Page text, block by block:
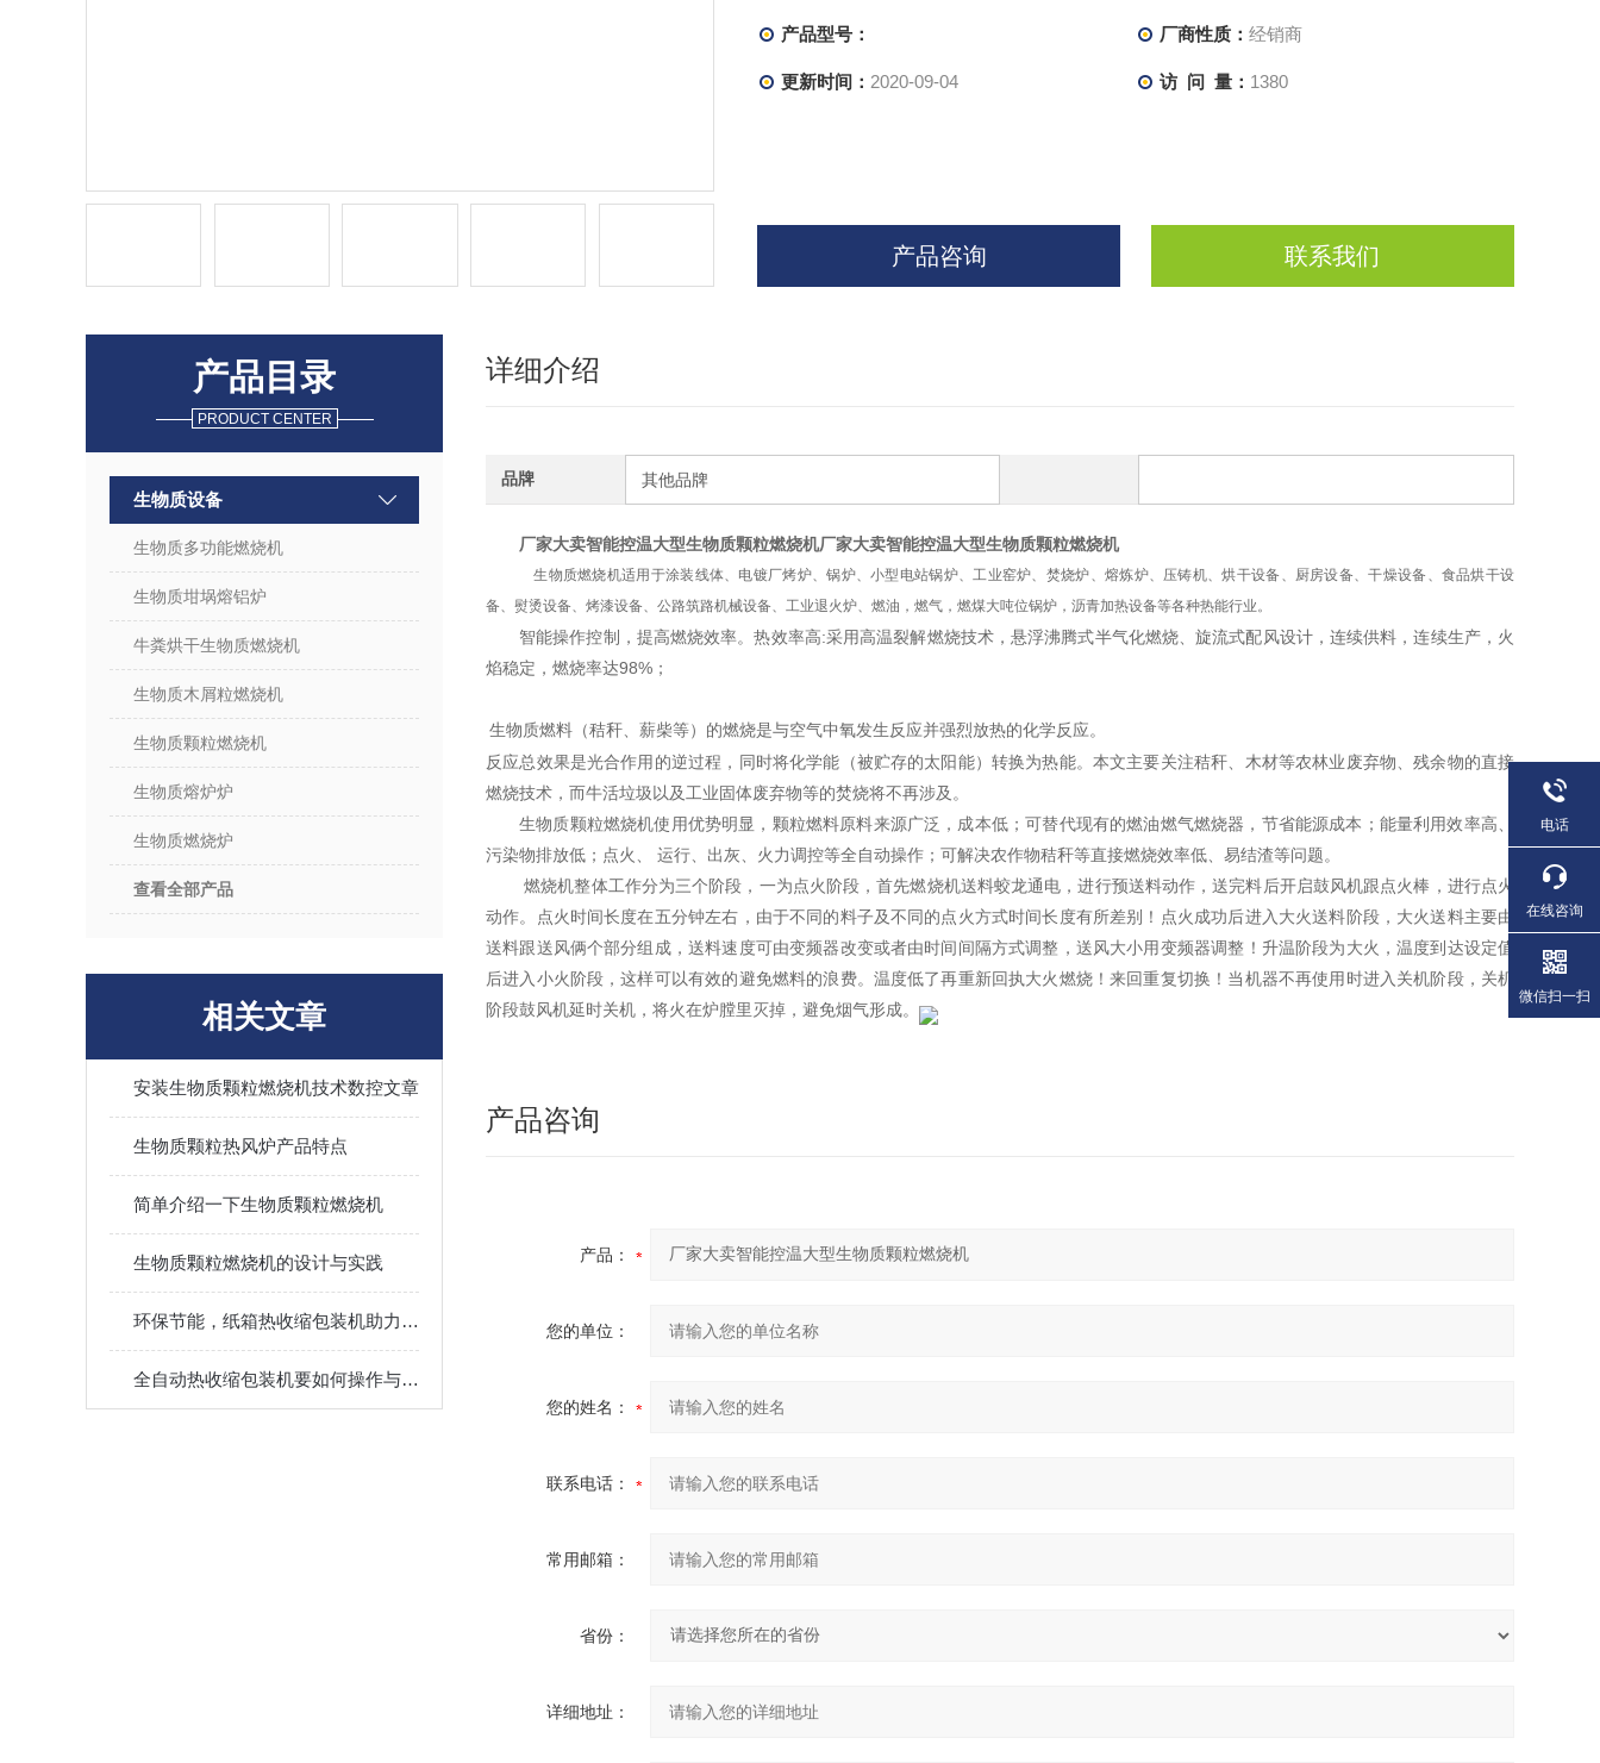
产品型号： 厂商性质： 经销商
更新时间： 2020-09-04 访 问 量： 1380
产品咨询 联系我们
产品目录
PRODUCT CENTER
生物质设备
生物质多功能燃烧机
生物质坩埚熔铝炉
牛粪烘干生物质燃烧机
生物质木屑粒燃烧机
生物质颗粒燃烧机
生物质熔炉炉
生物质燃烧炉
查看全部产品
相关文章
安装生物质颗粒燃烧机技术数控文章
生物质颗粒热风炉产品特点
简单介绍一下生物质颗粒燃烧机
生物质颗粒燃烧机的设计与实践
环保节能，纸箱热收缩包装机助力绿色物流新升级
全自动热收缩包装机要如何操作与调试呢?
详细介绍
品牌 其他品牌
厂家大卖智能控温大型生物质颗粒燃烧机厂家大卖智能控温大型生物质颗粒燃烧机
生物质燃烧机适用于涂装线体、电镀厂烤炉、锅炉、小型电站锅炉、工业窑炉、焚烧炉、熔炼炉、压铸机、烘干设备、厨房设备、干燥设备、食品烘干设
备、熨烫设备、烤漆设备、公路筑路机械设备、工业退火炉、燃油，燃气，燃煤大吨位锅炉，沥青加热设备等各种热能行业。
智能操作控制，提高燃烧效率。热效率高:采用高温裂解燃烧技术，悬浮沸腾式半气化燃烧、旋流式配风设计，连续供料，连续生产，火
焰稳定，燃烧率达98%；
生物质燃料（秸秆、薪柴等）的燃烧是与空气中氧发生反应并强烈放热的化学反应。
反应总效果是光合作用的逆过程，同时将化学能（被贮存的太阳能）转换为热能。本文主要关注秸秆、木材等农林业废弃物、残余物的直接
燃烧技术，而牛活垃圾以及工业固体废弃物等的焚烧将不再涉及。
生物质颗粒燃烧机使用优势明显，颗粒燃料原料来源广泛，成本低；可替代现有的燃油燃气燃烧器，节省能源成本；能量利用效率高、
污染物排放低；点火、 运行、出灰、火力调控等全自动操作；可解决农作物秸秆等直接燃烧效率低、易结渣等问题。
燃烧机整体工作分为三个阶段，一为点火阶段，首先燃烧机送料蛟龙通电，进行预送料动作，送完料后开启鼓风机跟点火棒，进行点火
动作。点火时间长度在五分钟左右，由于不同的料子及不同的点火方式时间长度有所差别！点火成功后进入大火送料阶段，大火送料主要由
送料跟送风俩个部分组成，送料速度可由变频器改变或者由时间间隔方式调整，送风大小用变频器调整！升温阶段为大火，温度到达设定值
后进入小火阶段，这样可以有效的避免燃料的浪费。温度低了再重新回执大火燃烧！来回重复切换！当机器不再使用时进入关机阶段，关机
阶段鼓风机延时关机，将火在炉膛里灭掉，避免烟气形成。
产品咨询
产品：
您的单位：
您的姓名：
联系电话：
常用邮箱：
省份：
详细地址：
电话
在线咨询
微信扫一扫